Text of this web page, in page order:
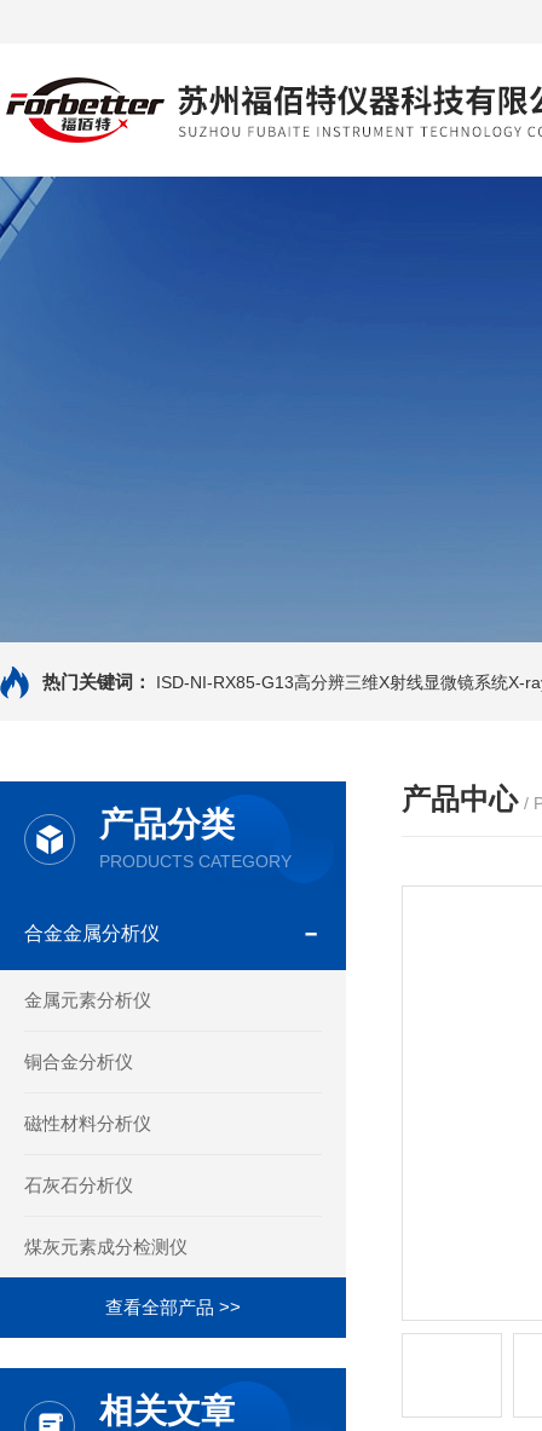
热门关键词： ISD-NI-RX85-G13高分辨三维X射线显微镜系统X-
产品分类
PRODUCTS CATEGORY
合金金属分析仪
金属元素分析仪
铜合金分析仪
磁性材料分析仪
石灰石分析仪
煤灰元素成分检测仪
查看全部产品 >>
相关文章
产品中心 /